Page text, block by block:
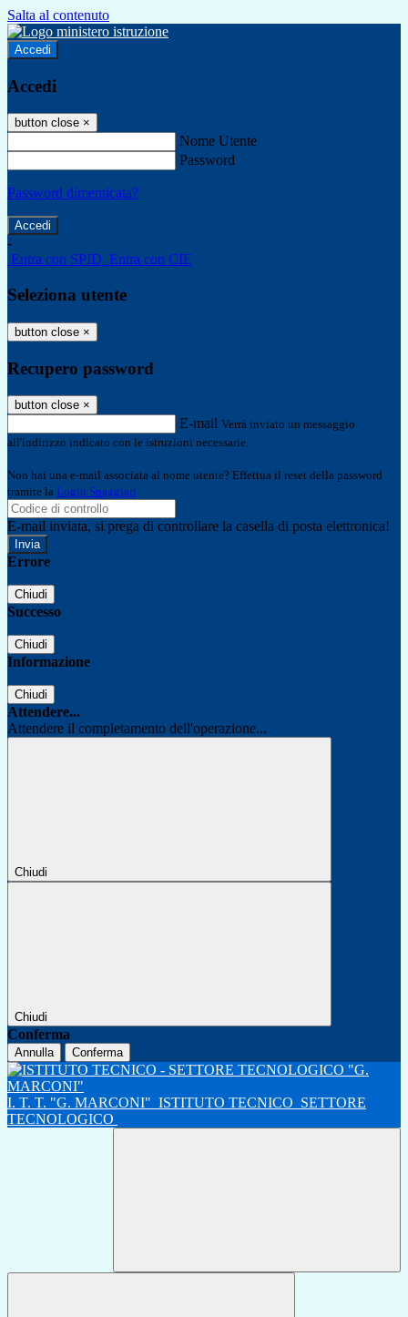
Salta al contenuto
Accedi
Accedi
button close ×
Nome Utente
Password
Password dimenticata?
-
Entra con SPID Entra con CIE
Seleziona utente
button close ×
Recupero password
button close ×
E-mail Verrà inviato un messaggio
all'indirizzo indicato con le istruzioni necessarie.
Non hai una e-mail associata al nome utente? Effettua il reset della password
tramite la Login Spaggiari
E-mail inviata, si prega di controllare la casella di posta elettronica!
Errore
Chiudi
Successo
Chiudi
Informazione
Chiudi
Attendere...
Attendere il completamento dell'operazione...
Chiudi
Chiudi
Conferma
Annulla Conferma
I. T. T. "G. MARCONI" ISTITUTO TECNICO SETTORE
TECNOLOGICO